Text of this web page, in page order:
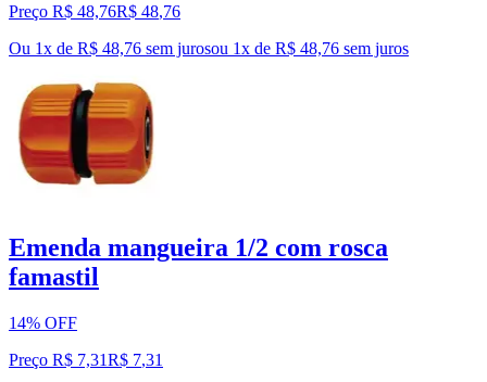
Preço R$ 48,76R$ 48,76
Ou 1x de R$ 48,76 sem jurosou 1x de R$ 48,76 sem juros
Emenda mangueira 1/2 com rosca
famastil
14% OFF
Preço R$ 7,31R$ 7,31